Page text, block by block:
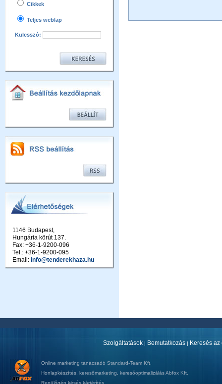
Cikkek
Teljes weblap
Kulcsszó:
1146 Budapest,
Hungária körút 137.
Fax: +36-1-9200-096
Tel.: +36-1-9200-095
Email: info@tenderekhaza.hu
Szolgáltatások | Bemutatkozás | Keresés
Online marketing tanácsadó Standard-Team Kft.
Honlapkészítés keresőmarketing keresőoptimalizálásAbfox Kft.
Repülőgép késés kártérítés